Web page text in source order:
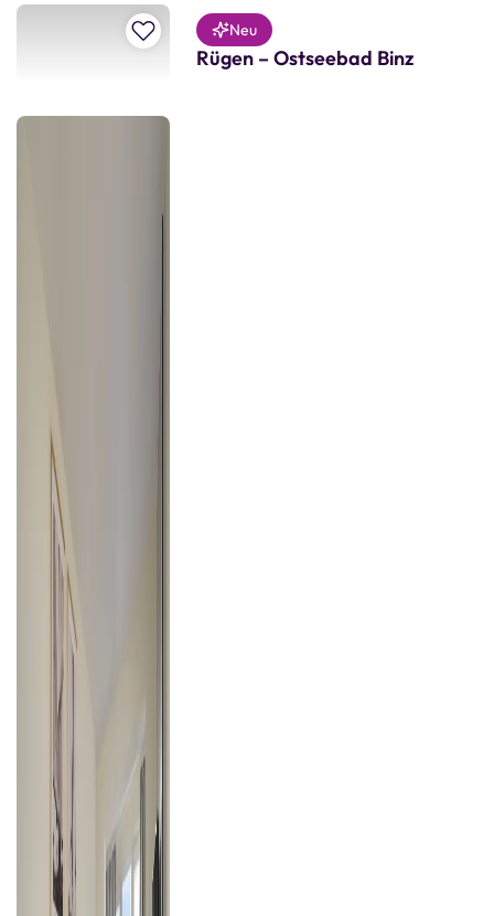
Zur Merkliste hinzufügen
Neu
Rügen – Ostseebad Binz